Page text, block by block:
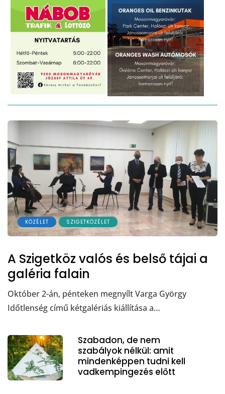
KÖZÉLET SZIGETKÖZÉLET
A Szigetköz valós és belső tájai a
galéria falain
Október 2-án, pénteken megnyílt Varga György
Időtlenség című kétgalériás kiállítása a…
Szabadon, de nem
szabályok nélkül: amit
mindenképpen tudni kell
vadkempingezés előtt